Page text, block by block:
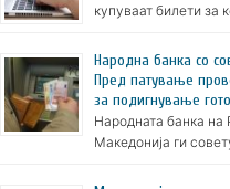
купуваат билети за
Народна банка со
Пред патување
за подигнување
Народната банка
Македонија ги